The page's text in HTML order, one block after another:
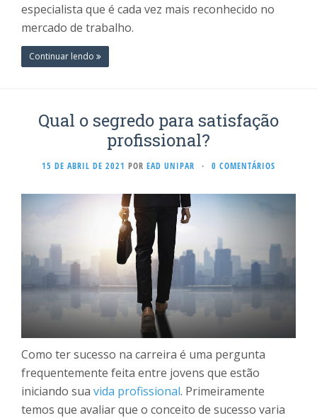
especialista que é cada vez mais reconhecido no
mercado de trabalho.
Continuar lendo
Qual o segredo para satisfação
profissional?
15 DE ABRIL DE 2021 POR EAD UNIPAR · 0 COMENTÁRIOS
Como ter sucesso na carreira é uma pergunta
frequentemente feita entre jovens que estão
iniciando sua vida profissional. Primeiramente
temos que avaliar que o conceito de sucesso varia